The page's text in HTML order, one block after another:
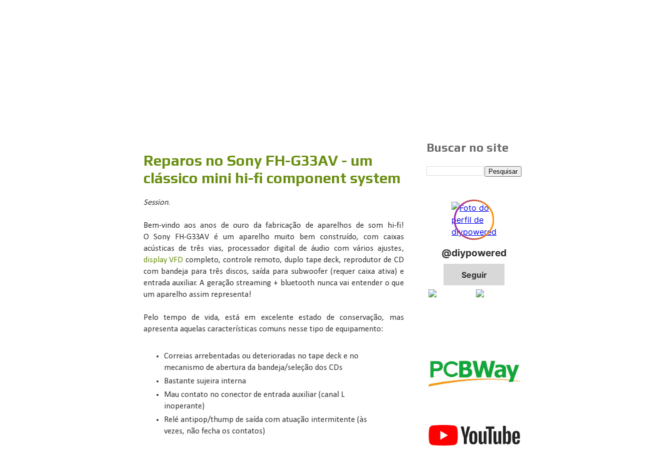
Reparos no Sony FH-G33AV - um
clássico mini hi-fi component system
Session.
Bem-vindo aos anos de ouro da fabricação de aparelhos de som hi-fi!
O Sony FH-G33AV é um aparelho muito bem construído, com caixas
acústicas de três vias, processador digital de áudio com vários ajustes,
display VFD completo, controle remoto, duplo tape deck, reprodutor de CD
com bandeja para três discos, saída para subwoofer (requer caixa ativa) e
entrada auxiliar. A geração streaming + bluetooth nunca vai entender o que
um aparelho assim representa!
Pelo tempo de vida, está em excelente estado de conservação, mas
apresenta aquelas características comuns nesse tipo de equipamento:
Correias arrebentadas ou deterioradas no tape deck e no
mecanismo de abertura da bandeja/seleção dos CDs
Bastante sujeira interna
Mau contato no conector de entrada auxiliar (canal L
inoperante)
Relé antipop/thump de saída com atuação intermitente (às
vezes, não fecha os contatos)
Buscar no site